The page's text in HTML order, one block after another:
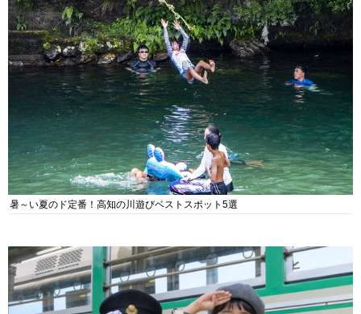
暑～い夏のド定番！高知の川遊びベストスポット5選